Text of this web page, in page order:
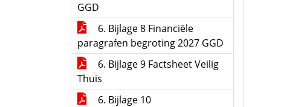
GGD
6. Bijlage 8 Financiële
paragrafen begroting 2027 GGD
6. Bijlage 9 Factsheet Veilig
Thuis
6. Bijlage 10